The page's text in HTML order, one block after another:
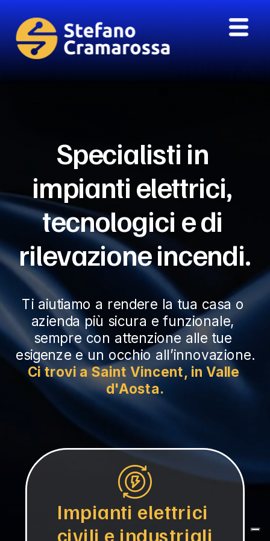
Specialisti in
impianti elettrici,
tecnologici e di
rilevazione incendi.
Ti aiutiamo a rendere la tua casa o
azienda più sicura e funzionale,
sempre con attenzione alle tue
esigenze e un occhio all’innovazione.
Ci trovi a Saint Vincent, in Valle
d'Aosta.
Impianti elettrici
civili e industriali